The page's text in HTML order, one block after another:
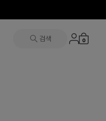
검색 0